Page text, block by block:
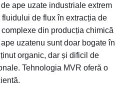
ape uzate industriale extrem
de flux în extracția de
din producția chimică
uzatenu sunt doar bogate în
organic, dar și dificil de
Tehnologia MVR oferă o